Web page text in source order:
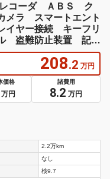
レコーダ ＡＢＳ ク
メラ スマートエント
イヤー接続 キーフリ
盗難防止装置 記録
208.2 万円
価格
万円
諸費用
8.2 万円
2.2万km
なし
検9.7